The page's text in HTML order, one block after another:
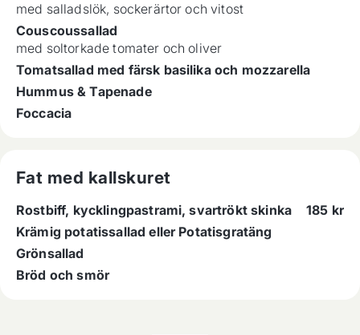
med salladslök, sockerärtor och vitost
Couscoussallad
med soltorkade tomater och oliver
Tomatsallad med färsk basilika och mozzarella
Hummus & Tapenade
Foccacia
Fat med kallskuret
Rostbiff, kycklingpastrami, svartrökt skinka 185 kr
Krämig potatissallad eller Potatisgratäng
Grönsallad
Bröd och smör